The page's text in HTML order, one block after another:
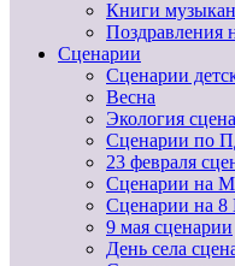
Книги
Поздравления
Сценарии
Сценарии
Весна
Экология
Сценарии по
23 февраля
Сценарии на
Сценарии на 8
9 мая сценарии
День села